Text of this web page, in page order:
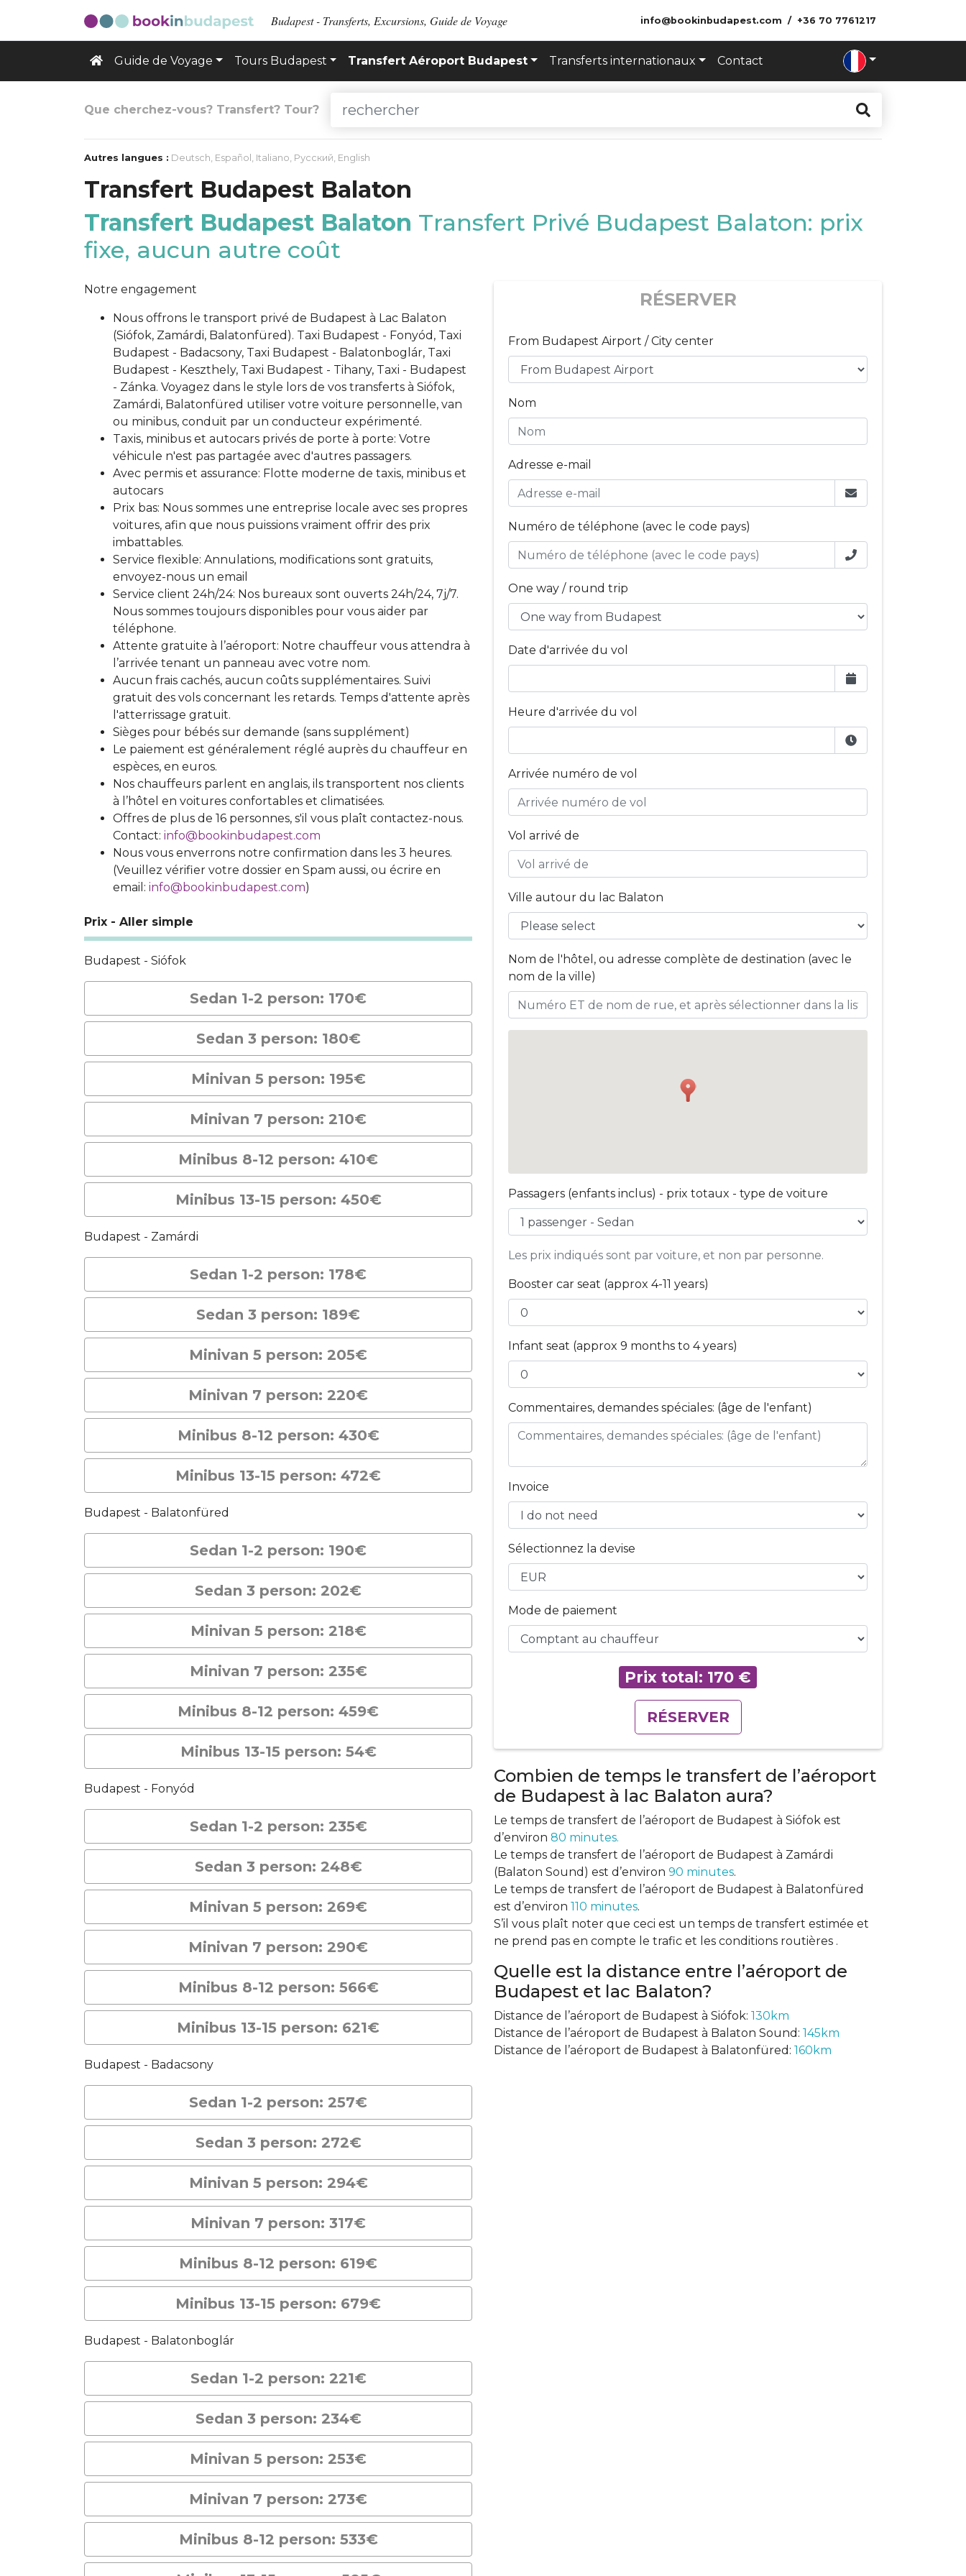
Budapest - Transferts, Excursions, Guide de Voyage info@bookinbudapest.com +36 70 7761217
Guide de Voyage Tours Budapest Transfert Aéroport Budapest Transferts internationaux Contact
Que cherchez-vous? Transfert? Tour?
Autres langues : Deutsch, Español , Italiano, Русский, English
Transfert Budapest Balaton
Transfert Budapest Balaton Transfert Privé Budapest Balaton: prix
fixe, aucun autre coût
Notre engagement
Nous offrons le transport privé de Budapest à Lac Balaton
(Siófok, Zamárdi, Balatonfüred). Taxi Budapest - Fonyód, Taxi
Budapest - Badacsony, Taxi Budapest - Balatonboglár, Taxi
Budapest - Keszthely, Taxi Budapest - Tihany, Taxi - Budapest
- Zánka. Voyagez dans le style lors de vos transferts à Siófok,
Zamárdi, Balatonfüred utiliser votre voiture personnelle, van
ou minibus, conduit par un conducteur expérimenté.
Taxis, minibus et autocars privés de porte à porte: Votre
véhicule n'est pas partagée avec d'autres passagers.
Avec permis et assurance: Flotte moderne de taxis, minibus et
autocars
Prix ​​bas: Nous sommes une entreprise locale avec ses propres
voitures, afin que nous puissions vraiment offrir des prix
imbattables.
Service flexible: Annulations, modifications sont gratuits,
envoyez-nous un email
Service client 24h/24: Nos bureaux sont ouverts 24h/24, 7j/7.
Nous sommes toujours disponibles pour vous aider par
téléphone.
Attente gratuite à l’aéroport: Notre chauffeur vous attendra à
l’arrivée tenant un panneau avec votre nom.
Aucun frais cachés, aucun coûts supplémentaires. Suivi
gratuit des vols concernant les retards. Temps d'attente après
l'atterrissage gratuit.
Sièges pour bébés sur demande (sans supplément)
Le paiement est généralement réglé auprès du chauffeur en
espèces, en euros.
Nos chauffeurs parlent en anglais, ils transportent nos clients
à l’hôtel en voitures confortables et climatisées.
Offres de plus de 16 personnes, s'il vous plaît contactez-nous.
Contact: info@bookinbudapest.com
Nous vous enverrons notre confirmation dans les 3 heures.
(Veuillez vérifier votre dossier en Spam aussi, ou écrire en
email: info@bookinbudapest.com)
Prix - Aller simple
Budapest - Siófok
Sedan 1-2 person: 170€
Sedan 3 person: 180€
Minivan 5 person: 195€
Minivan 7 person: 210€
Minibus 8-12 person: 410€
Minibus 13-15 person: 450€
Budapest - Zamárdi
Sedan 1-2 person: 178€
Sedan 3 person: 189€
Minivan 5 person: 205€
Minivan 7 person: 220€
Minibus 8-12 person: 430€
Minibus 13-15 person: 472€
Budapest - Balatonfüred
Sedan 1-2 person: 190€
Sedan 3 person: 202€
Minivan 5 person: 218€
Minivan 7 person: 235€
Minibus 8-12 person: 459€
Minibus 13-15 person: 54€
Budapest - Fonyód
Sedan 1-2 person: 235€
Sedan 3 person: 248€
Minivan 5 person: 269€
Minivan 7 person: 290€
Minibus 8-12 person: 566€
Minibus 13-15 person: 621€
Budapest - Badacsony
Sedan 1-2 person: 257€
Sedan 3 person: 272€
Minivan 5 person: 294€
Minivan 7 person: 317€
Minibus 8-12 person: 619€
Minibus 13-15 person: 679€
Budapest - Balatonboglár
Sedan 1-2 person: 221€
Sedan 3 person: 234€
Minivan 5 person: 253€
Minivan 7 person: 273€
Minibus 8-12 person: 533€
RÉSERVER
From Budapest Airport / City center
Nom
Adresse e-mail
Numéro de téléphone (avec le code pays)
One way / round trip
Date d'arrivée du vol
Heure d'arrivée du vol
Arrivée numéro de vol
Vol arrivé de
Ville autour du lac Balaton
Nom de l'hôtel, ou adresse complète de destination (avec le
nom de la ville)
Passagers (enfants inclus) - prix totaux - type de voiture
Les prix indiqués sont par voiture, et non par personne.
Booster car seat (approx 4-11 years)
Infant seat (approx 9 months to 4 years)
Commentaires, demandes spéciales: (âge de l'enfant)
Invoice
Sélectionnez la devise
Mode de paiement
Prix total: 170 €
RÉSERVER
Combien de temps le transfert de l’aéroport
de Budapest à lac Balaton aura?
Le temps de transfert de l’aéroport de Budapest à Siófok est
d’environ 80 minutes.
Le temps de transfert de l’aéroport de Budapest à Zamárdi
(Balaton Sound) est d’environ 90 minutes.
Le temps de transfert de l’aéroport de Budapest à Balatonfüred
est d’environ 110 minutes.
S’il vous plaît noter que ceci est un temps de transfert estimée et
ne prend pas en compte le trafic et les conditions routières .
Quelle est la distance entre l’aéroport de
Budapest et lac Balaton?
Distance de l’aéroport de Budapest à Siófok: 130km
Distance de l’aéroport de Budapest à Balaton Sound: 145km
Distance de l’aéroport de Budapest à Balatonfüred: 160km